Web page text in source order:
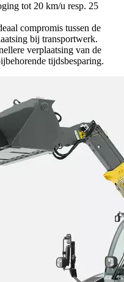
tot 20 km/u resp. 25
compromis tussen de
bij transportwerk.
verplaatsing van de
tijdsbesparing.